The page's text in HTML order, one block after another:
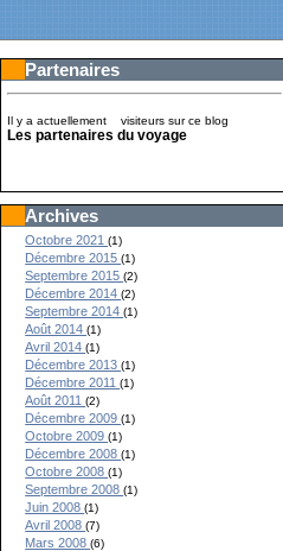
Partenaires
Il y a actuellement visiteurs sur ce blog
Les partenaires du voyage
Archives
Octobre 2021(1)
Décembre 2015(1)
Septembre 2015(2)
Décembre 2014(2)
Septembre 2014(1)
Août 2014(1)
Avril 2014(1)
Décembre 2013(1)
Décembre 2011(1)
Août 2011(2)
Décembre 2009(1)
Octobre 2009(1)
Décembre 2008(1)
Octobre 2008(1)
Septembre 2008(1)
Juin 2008(1)
Avril 2008(7)
Mars 2008(6)